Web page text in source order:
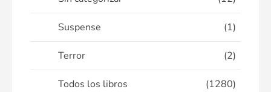
Suspense (1)
Terror (2)
Todos los libros (1280)